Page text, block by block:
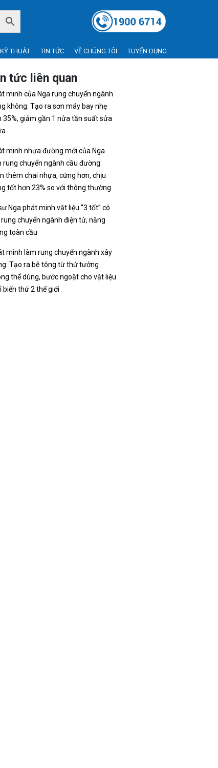
THUẬT TIN TỨC VỀ CHÚNG TÔI TUYỂN DỤNG
tức liên quan
minh của Nga rung chuyển ngành
không: Tạo ra sơn máy bay nhẹ
35%, giảm gần 1 nửa tần suất sửa
minh nhựa đường mới của Nga
rung chuyển ngành cầu đường:
thêm chai nhựa, cứng hơn, chịu
tốt hơn 23% so với thông thường
Nga phát minh vật liệu “3 tốt” có
chuyển ngành điện tử, năng
toàn cầu
minh làm rung chuyển ngành xây
Tạo ra bê tông từ thứ tưởng
thể dùng, bước ngoặt cho vật liệu
biến thứ 2 thế giới